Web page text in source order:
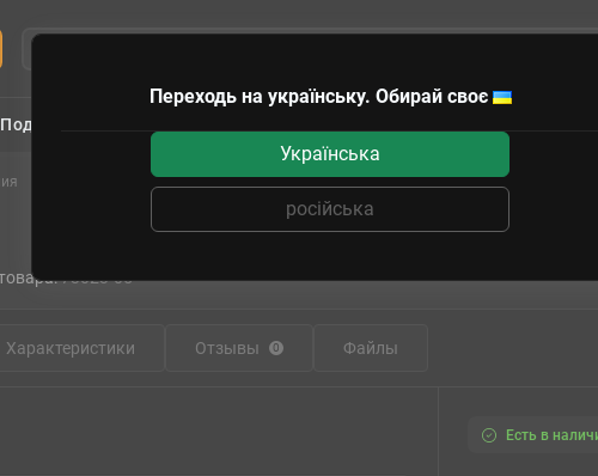
Подарочные сертификаты
Настольная игра Треугольник и
73023-05
Характеристики Отзывы 0 Файлы
Есть в
Переходь на українську. Обирай своє
Українська
російська